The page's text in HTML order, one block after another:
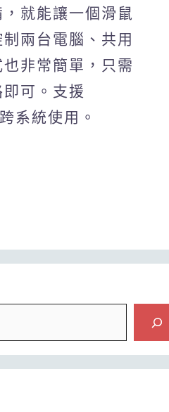
就能讓一個滑鼠
兩台電腦、共用
非常簡單，只需
可。支援
系統使用。